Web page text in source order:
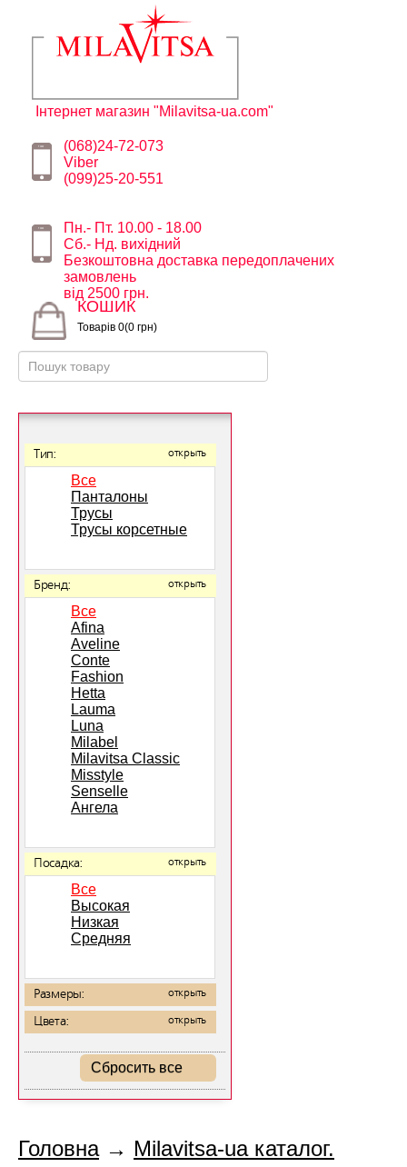
Інтернет магазин "Milavitsa-ua.com"
(068)24-72-073
Viber
(099)25-20-551
Пн.- Пт. 10.00 - 18.00
Сб.- Нд. вихідний
Безкоштовна доставка передоплачених
замовлень
від 2500 грн.
КОШИК
Товарів 0(0 грн)
Тип: открыть
Все
Панталоны
Трусы
Трусы корсетные
Бренд: открыть
Все
Afina
Aveline
Conte
Fashion
Hetta
Lauma
Luna
Milabel
Milavitsa Classic
Misstyle
Senselle
Ангела
Посадка: открыть
Все
Высокая
Низкая
Средняя
Размеры: открыть
Цвета: открыть
Сбросить все
Головна→ Milavitsa-ua каталог.